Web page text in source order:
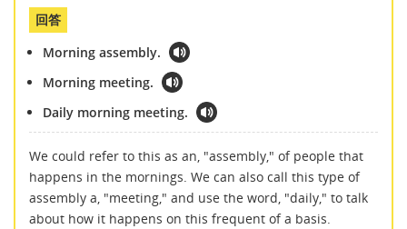
回答
Morning assembly.
Morning meeting.
Daily morning meeting.
We could refer to this as an, "assembly," of people that
happens in the mornings. We can also call this type of
assembly a, "meeting," and use the word, "daily," to talk
about how it happens on this frequent of a basis.